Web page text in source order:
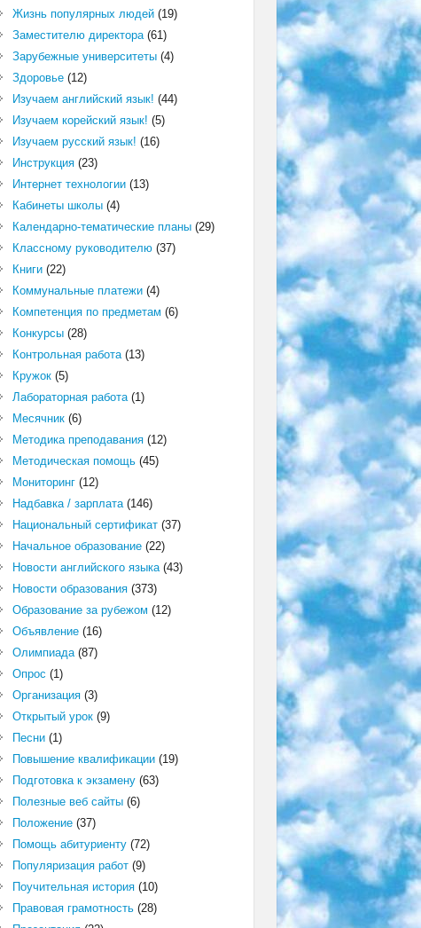
Жизнь популярных людей(19)
Заместителю директора(61)
Зарубежные университеты(4)
Здоровье(12)
Изучаем английский язык! (44)
Изучаем корейский язык! (5)
Изучаем русский язык! (16)
Инструкция(23)
Интернет технологии(13)
Кабинеты школы(4)
Календарно-тематические планы(29)
Классному руководителю(37)
Книги(22)
Коммунальные платежи(4)
Компетенция по предметам (6)
Конкурсы(28)
Контрольная работа(13)
Кружок(5)
Лабораторная работа(1)
Месячник(6)
Методика преподавания(12)
Методическая помощь(45)
Мониторинг(12)
Надбавка / зарплата(146)
Национальный сертификат(37)
Начальное образование(22)
Новости английского языка(43)
Новости образования(373)
Образование за рубежом (12)
Объявление(16)
Олимпиада(87)
Опрос (1)
Организация(3)
Открытый урок(9)
Песни(1)
Повышение квалификации(19)
Подготовка к экзамену(63)
Полезные веб сайты(6)
Положение(37)
Помощь абитуриенту(72)
Популяризация работ(9)
Поучительная история(10)
Правовая грамотность(28)